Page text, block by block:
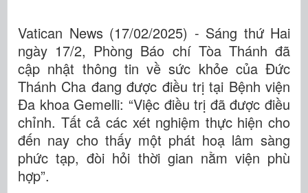
Vatican News (17/02/2025) - Sáng thứ Hai
ngày 17/2, Phòng Báo chí Tòa Thánh đã
cập nhật thông tin về sức khỏe của Đức
Thánh Cha đang được điều trị tại Bệnh viện
Đa khoa Gemelli: “Việc điều trị đã được điều
chỉnh. Tất cả các xét nghiệm thực hiện cho
đến nay cho thấy một phát hoạ lâm sàng
phức tạp, đòi hỏi thời gian nằm viện phù
hợp”.